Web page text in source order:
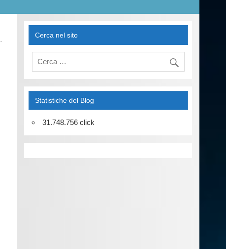
Cerca nel sito
Statistiche del Blog
31.748.756 click